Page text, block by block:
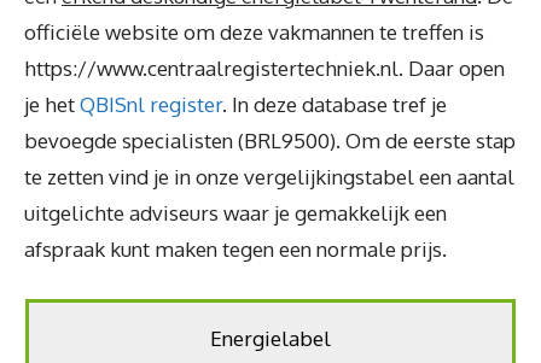
officiële website om deze vakmannen te treffen is
https://www.centraalregistertechniek.nl. Daar open
je hetQBISnl register. In deze database tref je
bevoegde specialisten (BRL9500). Om de eerste stap
te zetten vind je in onze vergelijkingstabel een aantal
uitgelichte adviseurs waar je gemakkelijk een
afspraak kunt maken tegen een normale prijs.
Energielabel